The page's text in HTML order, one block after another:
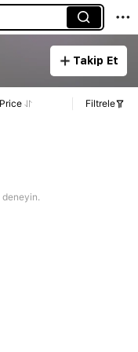
Takip Et
Price Filtrele
deneyin.